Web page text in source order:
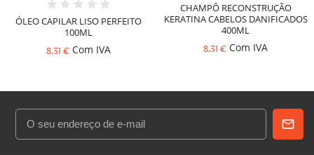
ÓLEO CAPILAR LISO PERFEITO
100ML
8,31 € Com IVA
CHAMPÔ RECONSTRUÇÃO
KERATINA CABELOS DANIFICADOS
400ML
8,31 € Com IVA